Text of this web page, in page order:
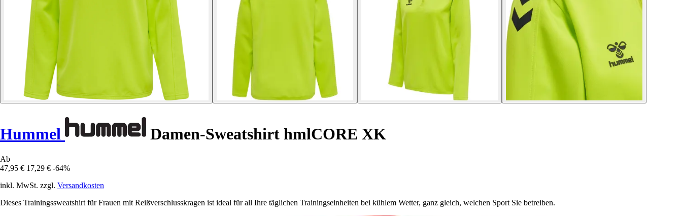
Hummel Damen-Sweatshirt hmlCORE XK
Ab
47,95 € 17,29 € -64%
inkl. MwSt. zzgl. Versandkosten
Dieses Trainingssweatshirt für Frauen mit Reißverschlusskragen ist ideal für all Ihre täglichen Trainingseinheiten bei kühlem Wetter, ganz gleich, welchen Sport Sie betreiben.